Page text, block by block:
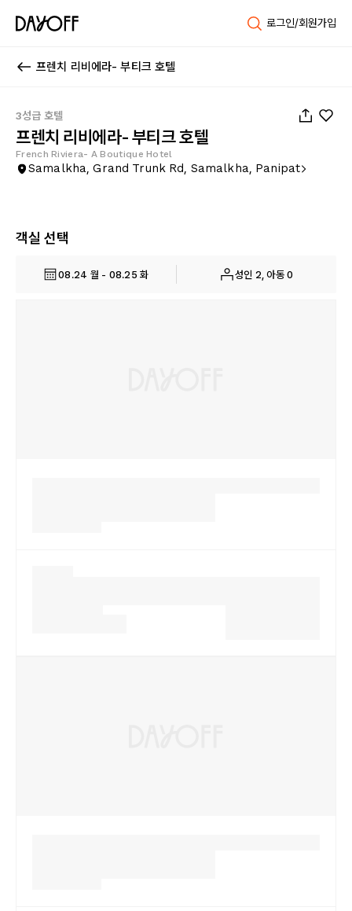
로그인/회원가입
프렌치 리비에라- 부티크 호텔
3성급 호텔
프렌치 리비에라- 부티크 호텔
French Riviera- A Boutique Hotel
Samalkha, Grand Trunk Rd, Samalkha, Panipat
객실 선택
08.24 월 - 08.25 화 성인 2, 아동 0